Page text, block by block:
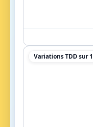
Variations TDD sur